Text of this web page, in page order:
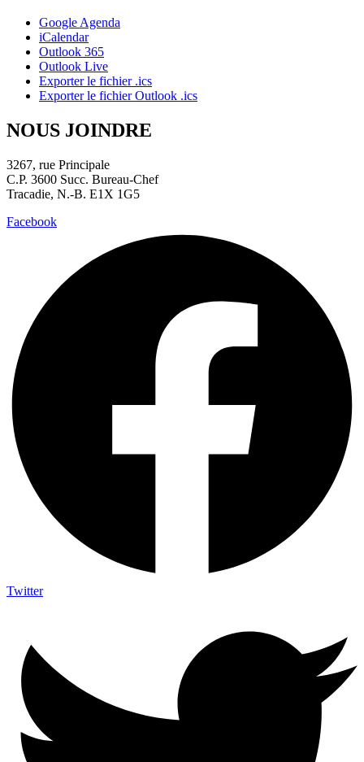
Google Agenda
iCalendar
Outlook 365
Outlook Live
Exporter le fichier .ics
Exporter le fichier Outlook .ics
NOUS JOINDRE
3267, rue Principale
C.P. 3600 Succ. Bureau-Chef
Tracadie, N.-B. E1X 1G5
Facebook
Twitter